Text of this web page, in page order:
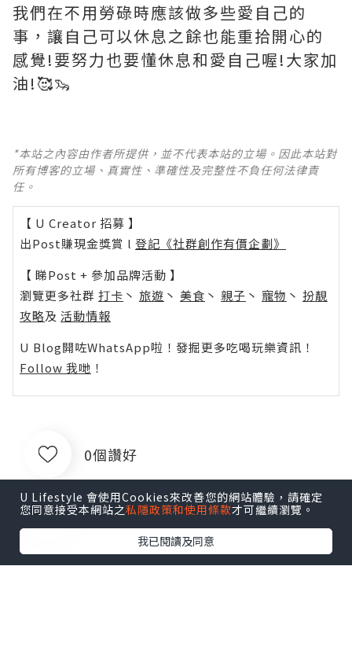
我們在不用勞碌時應該做多些愛自己的
事，讓自己可以休息之餘也能重拾開心的
感覺!要努力也要懂休息和愛自己喔!大家加
油!🥰🦦
*本站之內容由作者所提供，並不代表本站的立場。因此本站對
所有博客的立場、真實性、準確性及完整性不負任何法律責
任。
【 U Creator 招募 】
出Post賺現金獎賞 l 登記《社群創作有價企劃》
【 睇Post + 參加品牌活動 】
瀏覽更多社群 打卡 丶 旅遊 丶 美食 丶 親子 丶 寵物 丶 扮靚
攻略及 活動情報
U Blog開咗WhatsApp啦！發掘更多吃喝玩樂資訊！
Follow 我哋 ！
0個讚好
收藏
U Lifestyle 會使用Cookies來改善您的網站體驗，請確定
您同意接受本網站之私隱政策和使用條款才可繼續瀏覽。
我已閱讀及同意